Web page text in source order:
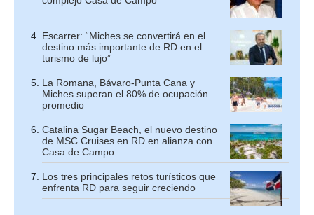
Escarrer: “Miches se convertirá en el
destino más importante de RD en el
turismo de lujo”
La Romana, Bávaro-Punta Cana y
Miches superan el 80% de ocupación
promedio
Catalina Sugar Beach, el nuevo destino
de MSC Cruises en RD en alianza con
Casa de Campo
Los tres principales retos turísticos que
enfrenta RD para seguir creciendo